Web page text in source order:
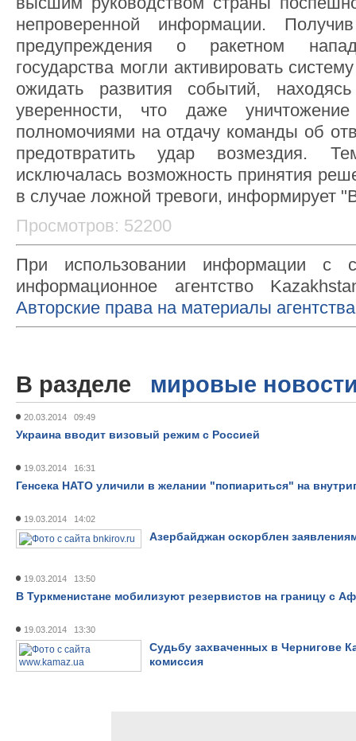
непроверенной информации.
предупреждения о ракетном
государства могли активировать
ожидать развития событий,
уверенности, что даже
полномочиями на отдачу команды об
предотвратить удар возмездия.
исключалась возможность принятия
в случае ложной тревоги, информирует
Просмотров: 52200
При использовании информации с
информационное агентство
Авторские права на материалы
В разделе мировые
20.03.2014 09:49
Украина вводит визовый режим с Россией
19.03.2014 16:31
Генсека НАТО уличили в желании "попиариться" на
19.03.2014 14:02
Азербайджан оскорблен
19.03.2014 13:50
В Туркменистане мобилизуют резервистов на границу с
19.03.2014 13:30
Судьбу захваченных в Чернигове
комиссия